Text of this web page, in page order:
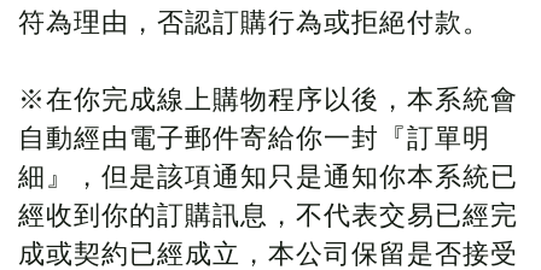
符為理由，否認訂購行為或拒絕付款。
※在你完成線上購物程序以後，本系統會
自動經由電子郵件寄給你一封『訂單明
細』，但是該項通知只是通知你本系統已
經收到你的訂購訊息，不代表交易已經完
成或契約已經成立，本公司保留是否接受